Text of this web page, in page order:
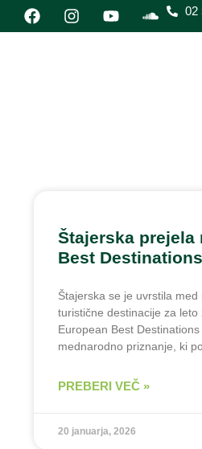
02
Štajerska prejela
Best
Štajerska se je uvrstila
turistične destinacije za
European Best
mednarodno priznanje, ki
PREBERI VEČ »
20 januarja, 2026